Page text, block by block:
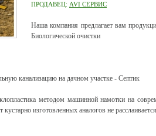
ПРОДАВЕЦ: AVI СЕРВИС
Наша компания предлагает вам
Биологической очистки
канализацию на дачном участке - Септик
методом машинной намотки на
изготовленных аналогов не